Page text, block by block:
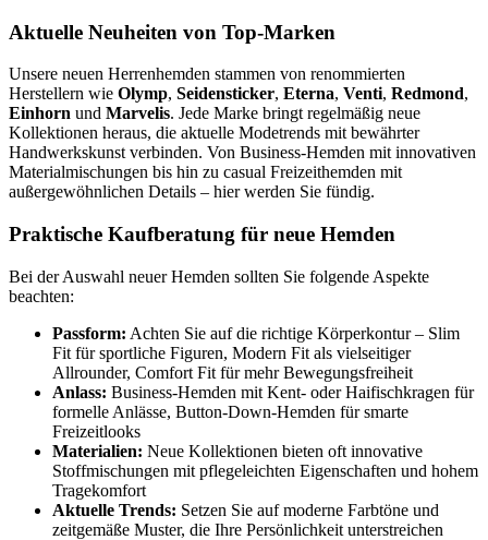
Aktuelle Neuheiten von Top-Marken
Unsere neuen Herrenhemden stammen von renommierten
Herstellern wie Olymp, Seidensticker, Eterna, Venti, Redmond,
Einhorn und Marvelis. Jede Marke bringt regelmäßig neue
Kollektionen heraus, die aktuelle Modetrends mit bewährter
Handwerkskunst verbinden. Von Business-Hemden mit innovativen
Materialmischungen bis hin zu casual Freizeithemden mit
außergewöhnlichen Details – hier werden Sie fündig.
Praktische Kaufberatung für neue Hemden
Bei der Auswahl neuer Hemden sollten Sie folgende Aspekte
beachten:
Passform: Achten Sie auf die richtige Körperkontur – Slim
Fit für sportliche Figuren, Modern Fit als vielseitiger
Allrounder, Comfort Fit für mehr Bewegungsfreiheit
Anlass: Business-Hemden mit Kent- oder Haifischkragen für
formelle Anlässe, Button-Down-Hemden für smarte
Freizeitlooks
Materialien: Neue Kollektionen bieten oft innovative
Stoffmischungen mit pflegeleichten Eigenschaften und hohem
Tragekomfort
Aktuelle Trends: Setzen Sie auf moderne Farbtöne und
zeitgemäße Muster, die Ihre Persönlichkeit unterstreichen